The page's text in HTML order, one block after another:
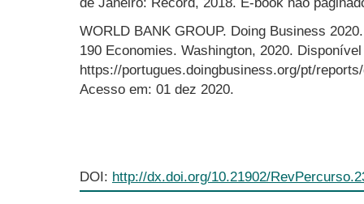
WORLD BANK GROUP. Doing Business
190 Economies. Washington, 2020.
https://portugues.doingbusiness.org/pt/
Acesso em: 01 dez 2020.
DOI: http://dx.doi.org/10.21902/